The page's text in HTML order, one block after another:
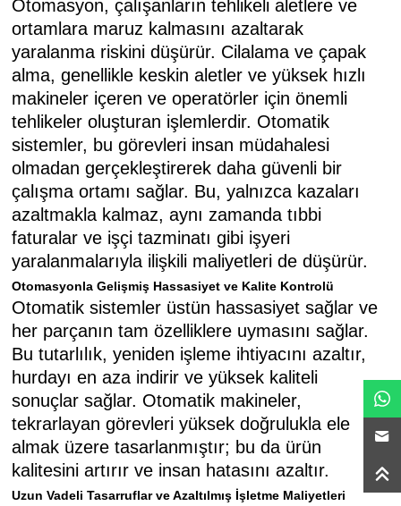
Otomasyon, çalışanların tehlikeli aletlere ve
ortamlara maruz kalmasını azaltarak
yaralanma riskini düşürür. Cilalama ve çapak
alma, genellikle keskin aletler ve yüksek hızlı
makineler içeren ve operatörler için önemli
tehlikeler oluşturan işlemlerdir. Otomatik
sistemler, bu görevleri insan müdahalesi
olmadan gerçekleştirerek daha güvenli bir
çalışma ortamı sağlar. Bu, yalnızca kazaları
azaltmakla kalmaz, aynı zamanda tıbbi
faturalar ve işçi tazminatı gibi işyeri
yaralanmalarıyla ilişkili maliyetleri de düşürür.
Otomasyonla Gelişmiş Hassasiyet ve Kalite Kontrolü
Otomatik sistemler üstün hassasiyet sağlar ve
her parçanın tam özelliklere uymasını sağlar.
Bu tutarlılık, yeniden işleme ihtiyacını azaltır,
hurdayı en aza indirir ve yüksek kaliteli
sonuçlar sağlar. Otomatik makineler,
tekrarlayan görevleri yüksek doğrulukla ele
almak üzere tasarlanmıştır; bu da ürün
kalitesini artırır ve insan hatasını azaltır.
Uzun Vadeli Tasarruflar ve Azaltılmış İşletme Maliyetleri